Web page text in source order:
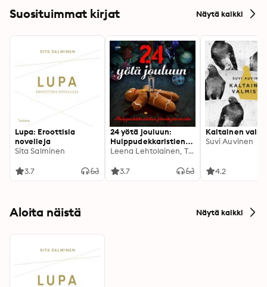
Suosituimmat kirjat Näytä kaikki
Lupa: Eroottisia
novelleja
Sita Salminen
3.7
24 yötä jouluun:
Huippudekkaristien
jännitystarinoita
Leena Lehtolainen, Tapani Bagge, Max Manner, Jari Järvelä, Markku Ropponen, Vera Vala, Christian Rönnbacka, Matti Laine, Heikki Valkama, Saija Kuusela, JP Koskinen, Matti Remes, Pauliina Susi, Miina Supinen, Markus Ahonen, Arttu Tuominen, Marja Aarnipuro, Liina Putkonen, Tuire Malmstedt, Patricia G. Bertényi, Kale Puonti, Elina Backman, Joona Keskitalo, Lauri Kemppainen
3.7
Kaltainen
Suvi Auvinen
4.2
Aloita näistä Näytä kaikki